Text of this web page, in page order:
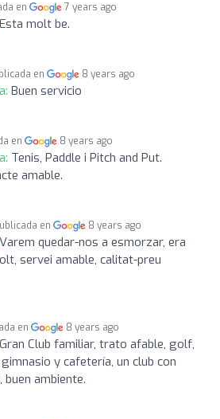
en 7 years ago
Esta molt be.
en 8 years ago
Buen servicio
en 8 years ago
Tenis, Paddle i Pitch and Put.
amable.
en 8 years ago
Varem quedar-nos a esmorzar, era
servei amable, calitat-preu
en 8 years ago
Gran Club familiar, trato afable, golf,
y cafetería, un club con
ambiente.